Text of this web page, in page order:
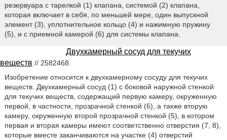
резервуара с тарелкой (1) клапана, системой (2) клапана,
которая включает в себя, по меньшей мере, один выпускной
элемент (3), уплотнительное кольцо (4) и нажимную пружину
(5), и с приемной камерой (6) для системы клапана.
Двухкамерный сосуд для текучих
веществ // 2582468
Изобретение относится к двухкамерному сосуду для текучих
веществ. Двухкамерный сосуд (1) с боковой наружной стенкой
для текучих веществ, содержащий первую камеру, окруженную
первой, в частности, прозрачной стенкой (6), а также вторую
камеру, окруженную второй прозрачной стенкой (5), в котором
первая и вторая камеры имеют соответственно отверстия (7, 8),
которые вместе заканчиваются на участке (4) отверстий